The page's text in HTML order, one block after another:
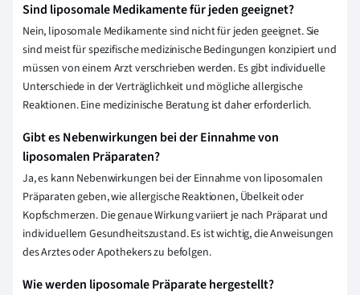
Sind liposomale Medikamente für jeden geeignet?
Nein, liposomale Medikamente sind nicht für jeden geeignet. Sie
sind meist für spezifische medizinische Bedingungen konzipiert und
müssen von einem Arzt verschrieben werden. Es gibt individuelle
Unterschiede in der Verträglichkeit und mögliche allergische
Reaktionen. Eine medizinische Beratung ist daher erforderlich.
Gibt es Nebenwirkungen bei der Einnahme von
liposomalen Präparaten?
Ja, es kann Nebenwirkungen bei der Einnahme von liposomalen
Präparaten geben, wie allergische Reaktionen, Übelkeit oder
Kopfschmerzen. Die genaue Wirkung variiert je nach Präparat und
individuellem Gesundheitszustand. Es ist wichtig, die Anweisungen
des Arztes oder Apothekers zu befolgen.
Wie werden liposomale Präparate hergestellt?